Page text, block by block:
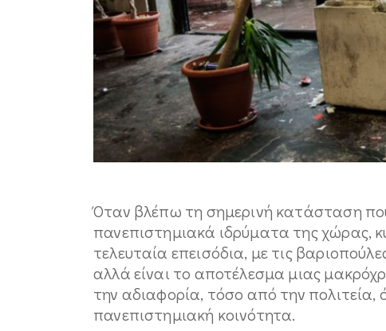
Όταν βλέπω τη σημερινή κατάσταση
πανεπιστημιακά ιδρύματα της χώρας,
τελευταία επεισόδια, με τις
αλλά είναι το αποτέλεσμα μιας
την αδιαφορία, τόσο από την πολιτεία,
πανεπιστημιακή κοινότητα.